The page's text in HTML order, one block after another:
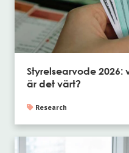
Styrelsearvode
är det värt?
Research